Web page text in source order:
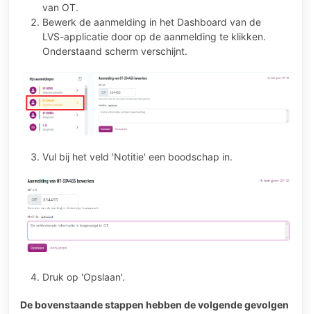
van OT.
Bewerk de aanmelding in het Dashboard van de
LVS-applicatie door op de aanmelding te klikken.
Onderstaand scherm verschijnt.
Vul bij het veld 'Notitie' een boodschap in.
Druk op 'Opslaan'.
De bovenstaande stappen hebben de volgende gevolgen